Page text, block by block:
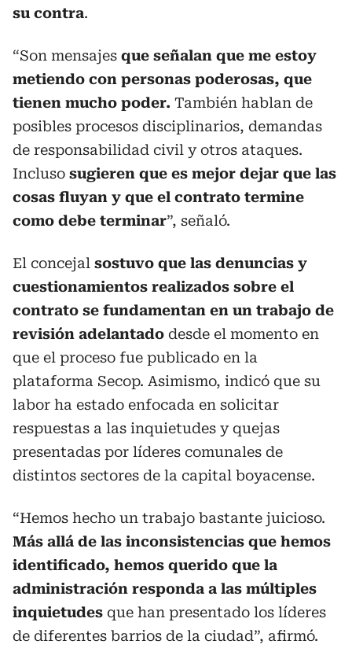
su contra.
“Son mensajes que señalan que me estoy
metiendo con personas poderosas, que
tienen mucho poder. También hablan de
posibles procesos disciplinarios, demandas
de responsabilidad civil y otros ataques.
Incluso sugieren que es mejor dejar que las
cosas fluyan y que el contrato termine
como debe terminar”, señaló.
El concejal sostuvo que las denuncias y
cuestionamientos realizados sobre el
contrato se fundamentan en un trabajo de
revisión adelantado desde el momento en
que el proceso fue publicado en la
plataforma Secop. Asimismo, indicó que su
labor ha estado enfocada en solicitar
respuestas a las inquietudes y quejas
presentadas por líderes comunales de
distintos sectores de la capital boyacense.
“Hemos hecho un trabajo bastante juicioso.
Más allá de las inconsistencias que hemos
identificado, hemos querido que la
administración responda a las múltiples
inquietudes que han presentado los líderes
de diferentes barrios de la ciudad”, afirmó.